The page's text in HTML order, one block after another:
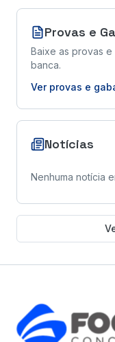
Provas e
Baixe as provas
banca.
Ver provas e
Notícias
Nenhuma notícia